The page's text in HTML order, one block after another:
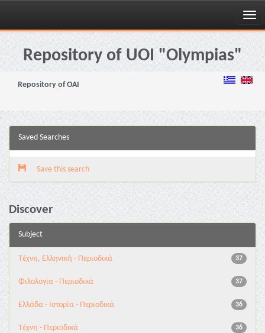
Skip
navigationRepository of UOI "Olympias"
Repository of OAI
Saved Searches
Save this search
Discover
Subject
37
Τέχνη, Ελληνική - Περιοδικά
37
Φιλολογία - Περιοδικά
36
Ελλάδα - Ιστορία - Περιοδικά
36
Τέχνη - Περιοδικά